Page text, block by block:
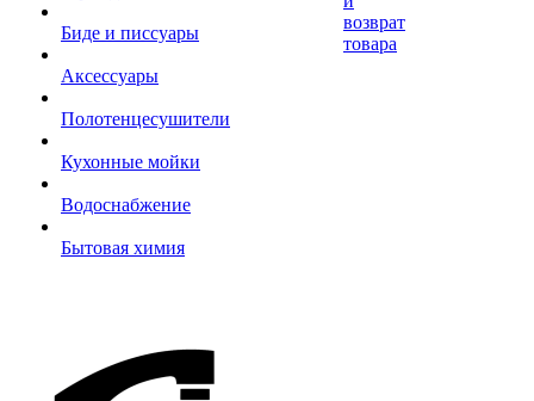
Биде и писсуары
Аксессуары
Полотенцесушители
Кухонные мойки
Водоснабжение
Бытовая химия
возврат
товара